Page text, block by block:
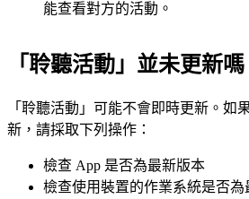
能查看對方的活動。
「聆聽活動」並未更新嗎
「聆聽活動」可能不會即時更新。如
新，請採取下列操作：
檢查 App 是否為最新版本
檢查使用裝置的作業系統是否為